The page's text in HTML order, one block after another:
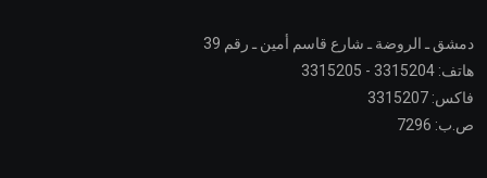
دمشق ـ الروضة ـ شارع قاسم أمين ـ رقم 39
هاتف: 3315204 - 3315205
فاكس: 3315207
ص.ب: 7296